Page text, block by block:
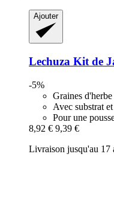
Ajouter
Lechuza Kit de
-5%
Graines
Avec substrat
Pour une
8,92 € 9,39 €
Livraison jusqu'au 17